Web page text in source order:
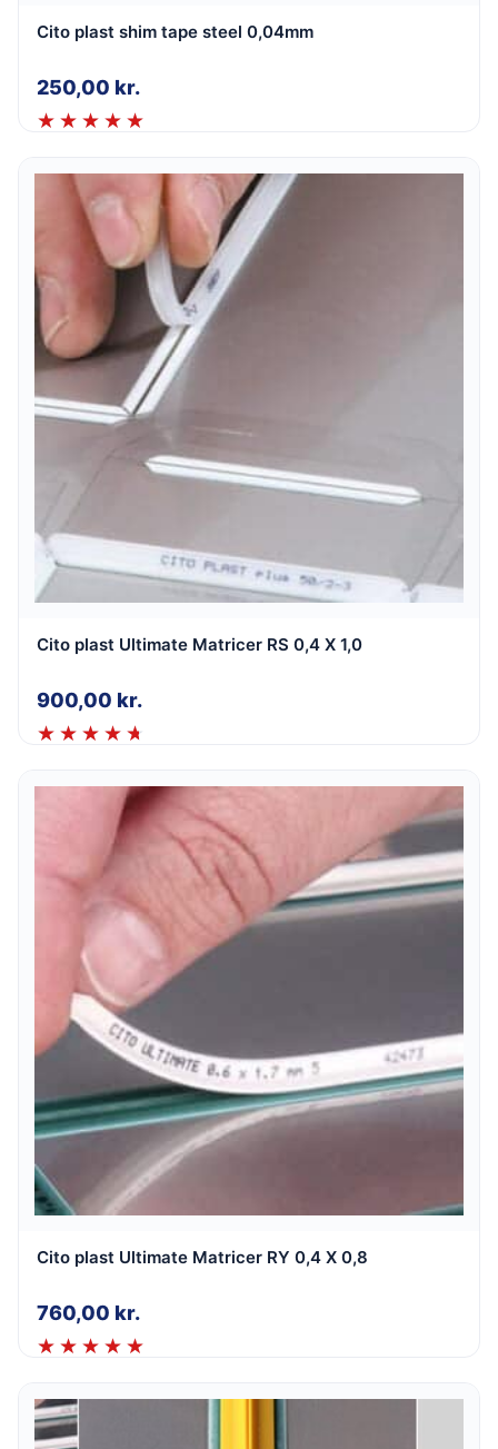
Cito plast shim tape steel 0,04mm
250,00 kr.
Cito plast Ultimate Matricer RS 0,4 X 1,0
900,00 kr.
Cito plast Ultimate Matricer RY 0,4 X 0,8
760,00 kr.